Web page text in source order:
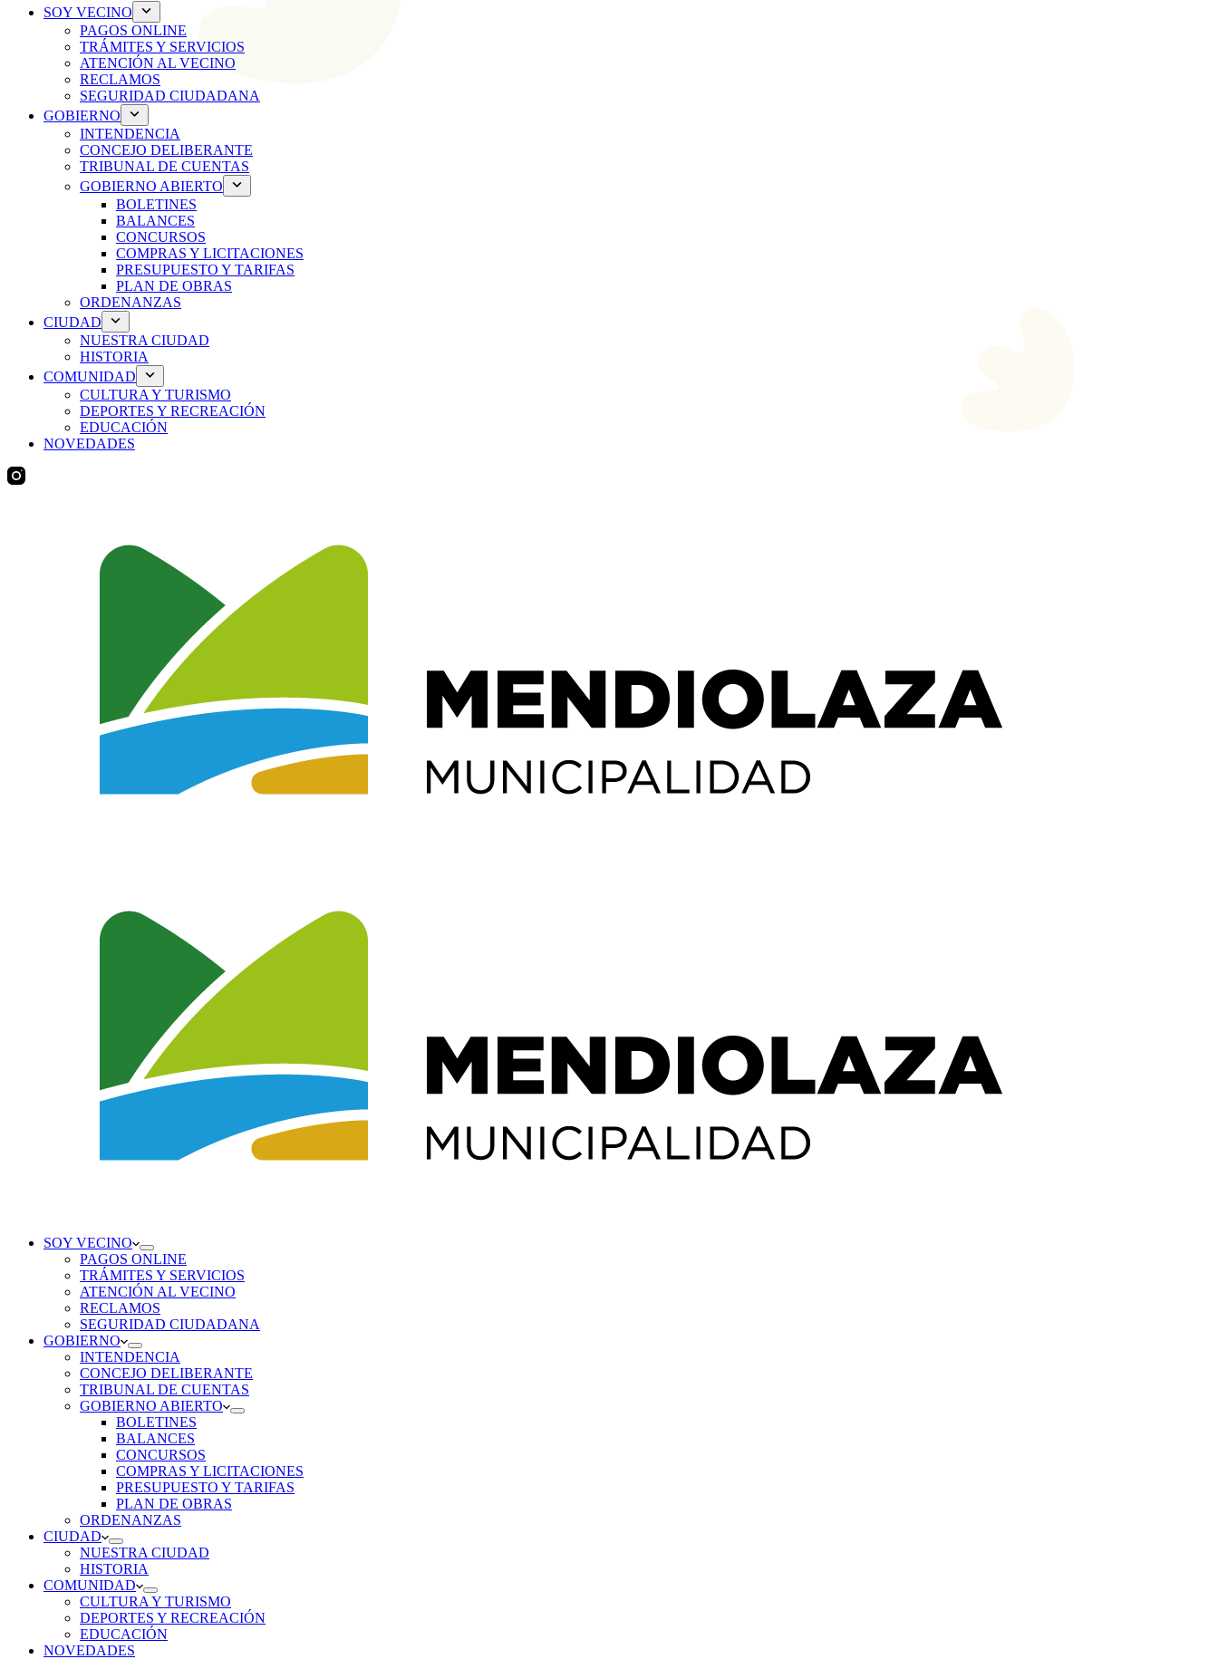
SOY VECINO
PAGOS ONLINE
TRÁMITES Y SERVICIOS
ATENCIÓN AL VECINO
RECLAMOS
SEGURIDAD CIUDADANA
GOBIERNO
INTENDENCIA
CONCEJO DELIBERANTE
TRIBUNAL DE CUENTAS
GOBIERNO ABIERTO
BOLETINES
BALANCES
CONCURSOS
COMPRAS Y LICITACIONES
PRESUPUESTO Y TARIFAS
PLAN DE OBRAS
ORDENANZAS
CIUDAD
NUESTRA CIUDAD
HISTORIA
COMUNIDAD
CULTURA Y TURISMO
DEPORTES Y RECREACIÓN
EDUCACIÓN
NOVEDADES
SOY VECINO
PAGOS ONLINE
TRÁMITES Y SERVICIOS
ATENCIÓN AL VECINO
RECLAMOS
SEGURIDAD CIUDADANA
GOBIERNO
INTENDENCIA
CONCEJO DELIBERANTE
TRIBUNAL DE CUENTAS
GOBIERNO ABIERTO
BOLETINES
BALANCES
CONCURSOS
COMPRAS Y LICITACIONES
PRESUPUESTO Y TARIFAS
PLAN DE OBRAS
ORDENANZAS
CIUDAD
NUESTRA CIUDAD
HISTORIA
COMUNIDAD
CULTURA Y TURISMO
DEPORTES Y RECREACIÓN
EDUCACIÓN
NOVEDADES